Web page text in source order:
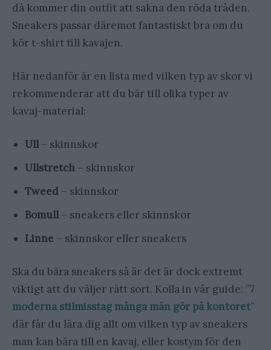
då kommer din outfit att sakna den röda tråden.
Sneakers passar däremot fantastiskt bra om du
kör t-shirt till kavajen.
Här nedanför är en lista med vilken typ av skor vi
rekommenderar att du bär till olika typer av
kavaj-material:
Ull– skinnskor
Ullstretch – skinnskor
Tweed – skinnskor
Bomull– sneakers eller skinnskor
Linne – skinnskor eller sneakers
Ska du bära sneakers så är det är dock extremt
viktigt att du väljer rätt sort. Kolla in vår guide: ”7
moderna stilmisstag många män gör på kontoret”
där får du lära dig allt om vilken typ av sneakers
man kan bära till en kavaj, eller kostym för den